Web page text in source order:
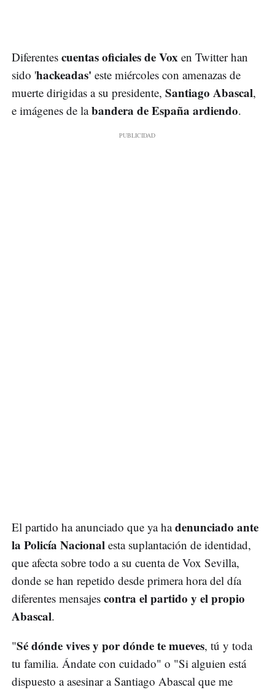
Diferentes cuentas oficiales de Vox en Twitter han
sido 'hackeadas' este miércoles con amenazas de
muerte dirigidas a su presidente, Santiago Abascal,
e imágenes de labandera deEspaña ardiendo.
El partido ha anunciado que ya hadenunciado ante
la Policía Nacional esta suplantación de identidad,
que afecta sobre todo a su cuenta de Vox Sevilla,
donde se han repetido desde primera hora del día
diferentes mensajes contra el partido y el propio
Abascal.
"Sé dónde vives y por dónde te mueves, tú y toda
tu familia. Ándate con cuidado" o "Si alguien está
dispuesto a asesinar a Santiago Abascal que me